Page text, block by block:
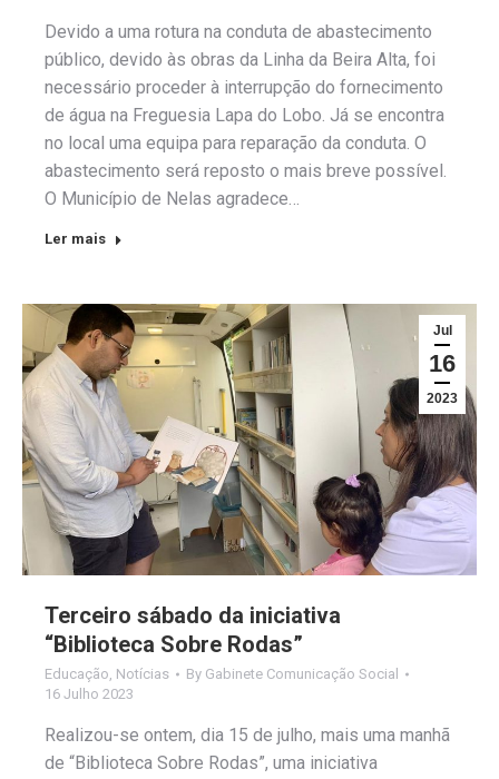
Devido a uma rotura na conduta de abastecimento
público, devido às obras da Linha da Beira Alta, foi
necessário proceder à interrupção do fornecimento
de água na Freguesia Lapa do Lobo. Já se encontra
no local uma equipa para reparação da conduta. O
abastecimento será reposto o mais breve possível.
O Município de Nelas agradece…
Ler mais
Jul
16
2023
Terceiro sábado da iniciativa
“Biblioteca Sobre Rodas”
Educação, Notícias By Gabinete Comunicação Social
16 Julho 2023
Realizou-se ontem, dia 15 de julho, mais uma manhã
de “Biblioteca Sobre Rodas”, uma iniciativa